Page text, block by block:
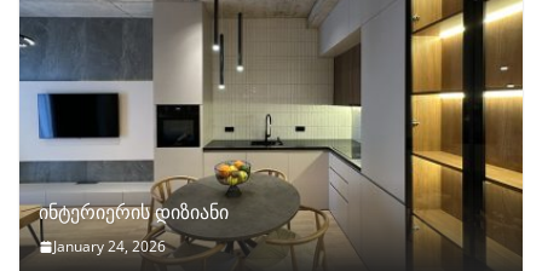
ინტერიერის დიზიანი
January 24, 2026